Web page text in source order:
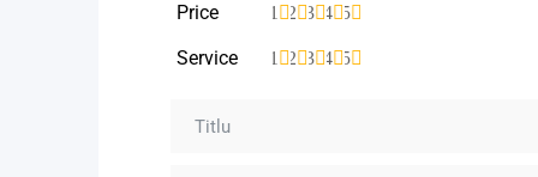
Price 5
4
3
2
1
Service 5
4
3
2
1